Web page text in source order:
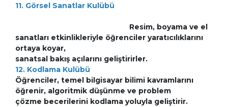
11. Görsel Sanatlar Kulübü
Resim, boyama ve el
sanatları etkinlikleriyle öğrenciler yaratıcılıklarını
ortaya koyar,
sanatsal bakış açılarını geliştirirler.
12. Kodlama Kulübü
Öğrenciler, temel bilgisayar bilimi kavramlarını
öğrenir, algoritmik düşünme ve problem
çözme becerilerini kodlama yoluyla geliştirir.